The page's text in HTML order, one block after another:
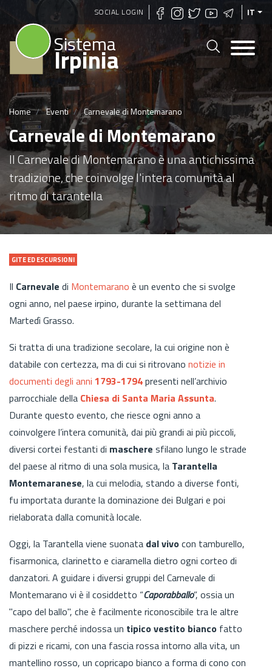
Salta
contenuto
principale
SOCIAL LOGIN IT
Sistema
Irpinia
Home Eventi Carnevale di Montemarano
Carnevale di Montemarano
Il Carnevale di Montemarano è una antichissima
tradizione, che coinvolge l'intera comunità al
ritmo di tarantella
GITE ED ESCURSIONI
Il Carnevale di Montemarano è un evento che si svolge
ogni anno, nel paese irpino, durante la settimana del
Martedì Grasso.
Si tratta di una tradizione secolare, la cui origine non è
databile con certezza, ma di cui si ritrovano notizie in
documenti degli anni 1793-1794presenti nell’archivio
parrocchiale della Chiesa di Santa Maria Assunta.
Durante questo evento, che riesce ogni anno a
coinvolgere l’intera comunità, dai più grandi ai più piccoli,
diversi cortei festanti di maschere sfilano lungo le strade
del paese al ritmo di una sola musica, la Tarantella
Montemaranese, la cui melodia, stando a diverse fonti,
fu importata durante la dominazione dei Bulgari e poi
rielaborata dalla comunità locale.
Oggi, la Tarantella viene suonata dal vivocon tamburello,
fisarmonica, clarinetto e ciaramella dietro ogni corteo di
danzatori. A guidare i diversi gruppi del Carnevale di
Montemarano vi è il cosiddetto “Caporabballo”, ossia un
"capo del ballo", che è facilmente riconoscibile tra le altre
maschere perché indossa un tipico vestito bianco fatto
di pizzi e ricami, con una fascia rossa intorno alla vita, un
mantellino rosso, un copricapo bianco a forma di cono con